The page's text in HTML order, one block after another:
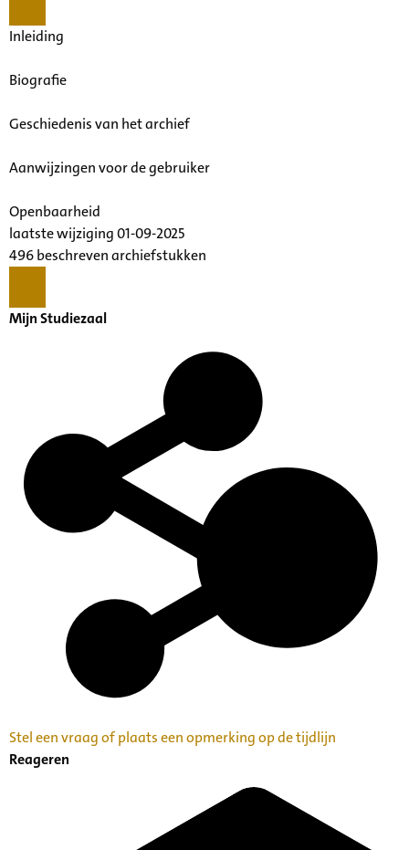
Inleiding
Biografie
Geschiedenis van het archief
Aanwijzingen voor de gebruiker
Openbaarheid
laatste wijziging 01-09-2025
496 beschreven archiefstukken
Mijn Studiezaal
Stel een vraag of plaats een opmerking op de tijdlijn
Reageren